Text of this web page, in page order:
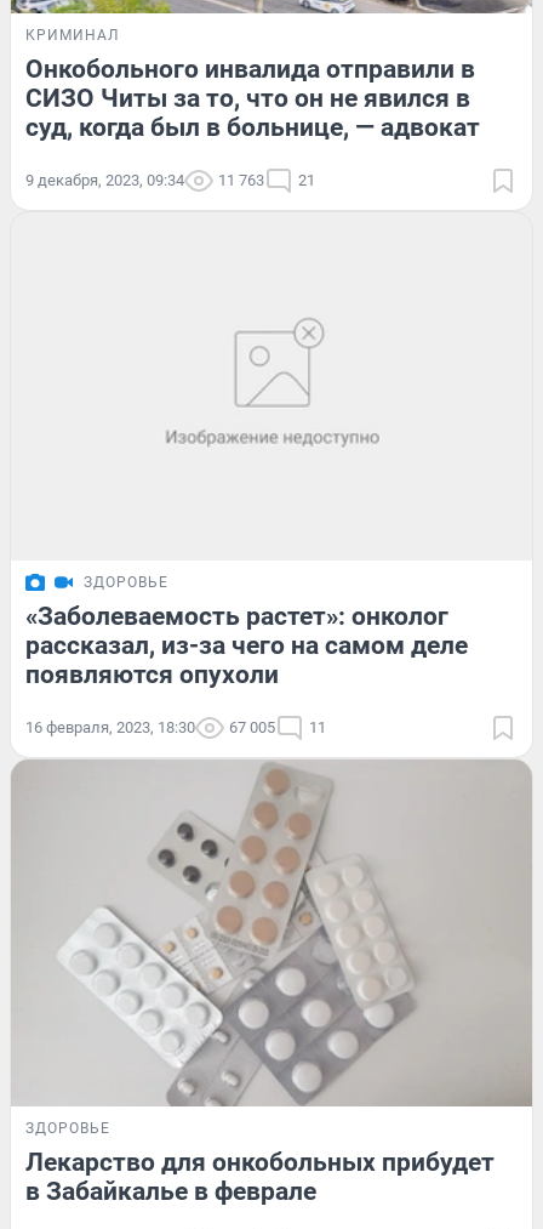
КРИМИНАЛ
Онкобольного инвалида отправили в
СИЗО Читы за то, что он не явился в
суд, когда был в больнице, — адвокат
9 декабря, 2023, 09:34 11 763 21
ЗДОРОВЬЕ
«Заболеваемость растет»: онколог
рассказал, из-за чего на самом деле
появляются опухоли
16 февраля, 2023, 18:30 67 005 11
ЗДОРОВЬЕ
Лекарство для онкобольных прибудет
в Забайкалье в феврале